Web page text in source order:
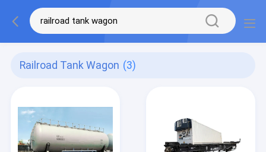
Railroad Tank Wagon (3)